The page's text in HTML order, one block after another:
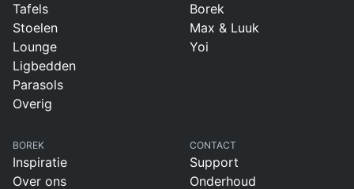
Tafels
Stoelen
Lounge
Ligbedden
Parasols
Overig
Borek
Max & Luuk
Yoi
BOREK
Inspiratie
Over ons
CONTACT
Support
Onderhoud